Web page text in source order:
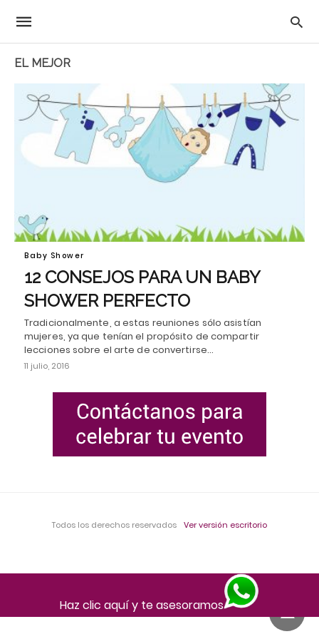
EL MEJOR
Baby Shower
12 CONSEJOS PARA UN BABY
SHOWER PERFECTO
Tradicionalmente, a estas reuniones sólo asistían
mujeres, ya que tenían el propósito de compartir
lecciones sobre el arte de convertirse…
11 julio, 2016
Todos los derechos reservados Ver versión escritorio
Haz clic aquí y te asesoramos